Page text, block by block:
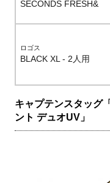
SECONDS FRESH&
ロゴス
BLACK XL - 2人用
キャプテンスタッグ
ント デュオUV」